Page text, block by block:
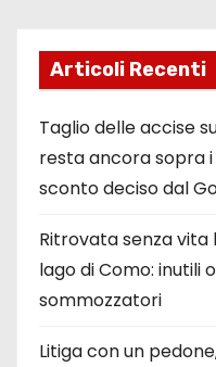
Articoli Recenti
Taglio delle accise
resta ancora sopra
sconto deciso dal
Ritrovata senza
lago di Como: inutili
sommozzatori
Litiga con un